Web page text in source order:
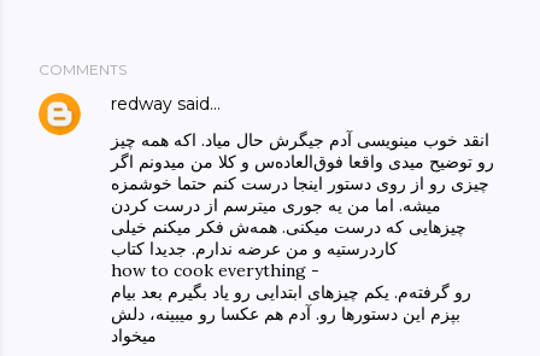
COMMENTS
redway said…
انقد خوب مینویسی آدم جیگرش حال میاد. اکه همه چیز
رو توضیح میدی واقعا فوق‌العاده‌س و کلا من میدونم اگر
چیزی رو از روی دستور اینجا درست کنم حتما خوشمزه
میشه. اما من یه جوری میترسم از درست کردن
چیزهایی که درست میکنی. همه‌ش فکر میکنم خیلی
کاردرستیه و من عرضه ندارم. جدیدا کتاب
how to cook everything -
رو گرفته‌م. یکم چیزهای ابتدایی رو یاد بگیرم بعد بیام
بپزم این دستورها رو. آدم هم عکسا رو میبینه، دلش
میخواد